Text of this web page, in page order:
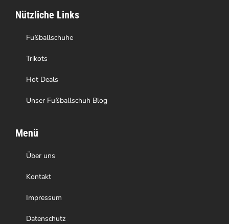
der
Produktseite
gewählt
werden
Nützliche Links
Fußballschuhe
Trikots
Hot Deals
Unser Fußballschuh Blog
Menü
Über uns
Kontakt
Impressum
Datenschutz